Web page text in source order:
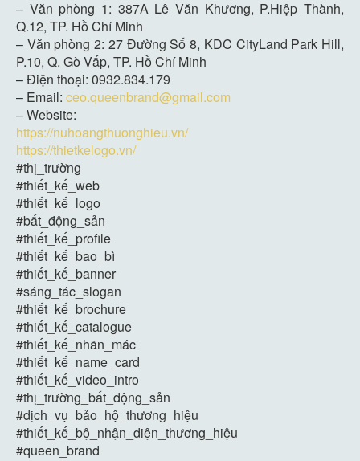
– Văn phòng 1: 387A Lê Văn Khương, P.Hiệp Thành,
Q.12, TP. Hồ Chí Minh
– Văn phòng 2: 27 Đường Số 8, KDC CityLand Park Hill,
P.10, Q. Gò Vấp, TP. Hồ Chí Minh
– Điện thoại: 0932.834.179
– Email: ceo.queenbrand@gmail.com
– Website:
https://nuhoangthuonghieu.vn/
https://thietkelogo.vn/
#thị_trường
#thiết_kế_web
#thiết_kế_logo
#bất_động_sản
#thiết_kế_profile
#thiết_kế_bao_bì
#thiết_kế_banner
#sáng_tác_slogan
#thiết_kế_brochure
#thiết_kế_catalogue
#thiết_kế_nhãn_mác
#thiết_kế_name_card
#thiết_kế_video_intro
#thị_trường_bất_động_sản
#dịch_vụ_bảo_hộ_thương_hiệu
#thiết_kế_bộ_nhận_diện_thương_hiệu
#queen_brand